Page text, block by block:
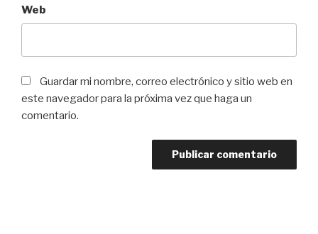
Web
Guardar mi nombre, correo electrónico y sitio web en
este navegador para la próxima vez que haga un
comentario.